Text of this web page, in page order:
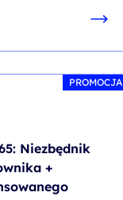
PROMOCJA
Niezbędnik
+